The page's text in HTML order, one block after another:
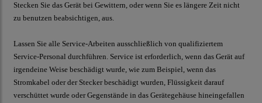
Stecken Sie das Gerät bei Gewittern, oder wenn Sie es längere Zeit nicht
zu benutzen beabsichtigen, aus.
Lassen Sie alle Service-Arbeiten ausschließlich von qualifiziertem
Service-Personal durchführen. Service ist erforderlich, wenn das Gerät auf
irgendeine Weise beschädigt wurde, wie zum Beispiel, wenn das
Stromkabel oder der Stecker beschädigt wurden, Flüssigkeit darauf
verschüttet wurde oder Gegenstände in das Gerätegehäuse hineingefallen